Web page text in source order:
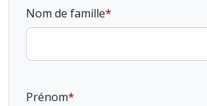
Nom de famille
Prénom